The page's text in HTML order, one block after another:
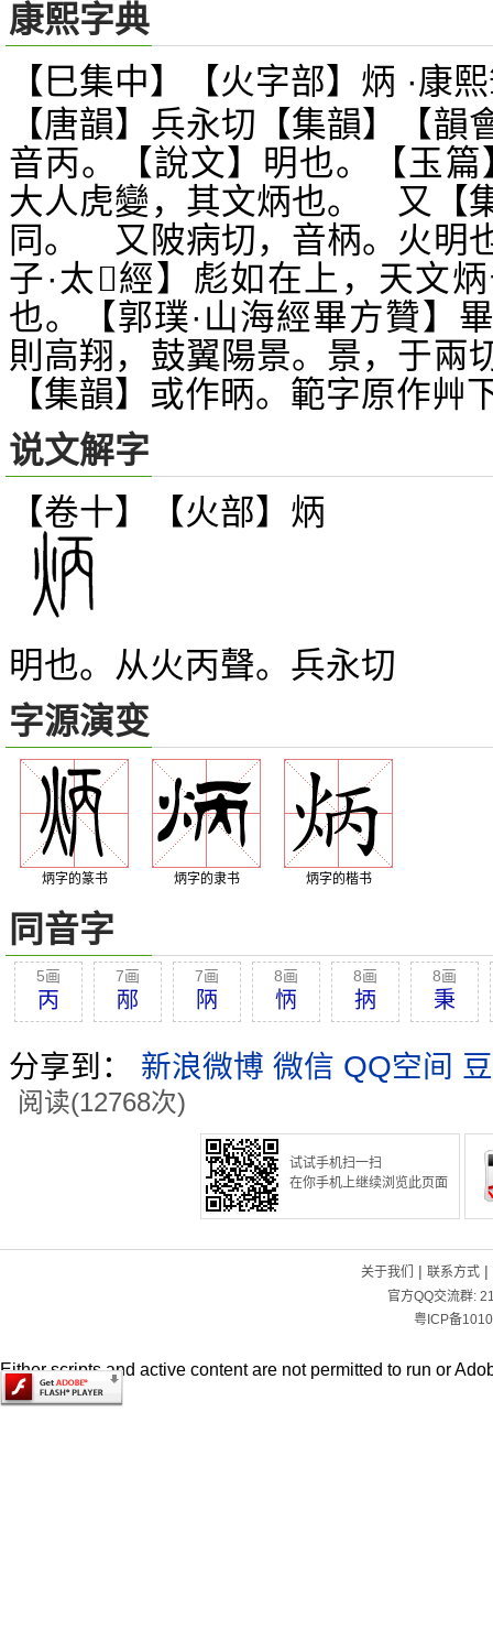
康熙字典
【巳集中】【火字部】炳 ·康
【唐韻】兵永切【集韻】【韻
音丙。【說文】明也。【玉
大人虎變，其文炳也。 又【
同。 又陂病切，音柄。火明
子·太 𤣥經】彪如在上，天文
也。【郭璞·山海經畢方贊】
則高翔，鼓翼陽景。景，于
【集韻】或作昞。範字原作艸
说文解字
【卷十】【火部】 炳
明也。从火丙聲。兵永切
字源演变
炳字的篆书 炳字的隶书 炳字的楷书
同音字
5画
丙
7画
邴
7画
陃
8画
怲
8画
抦
8画
秉
分享到： 新浪微博 微信 QQ空间
阅读(12768次)
试试手机扫一扫
在你手机上继续浏览此页面
关于我们 | 联系方式|
官方QQ交流群:
粤ICP备
Either scripts and active content are not permitted to run or